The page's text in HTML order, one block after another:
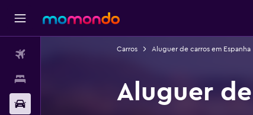
Carros Aluguer de carros em Espanha
Aluguer